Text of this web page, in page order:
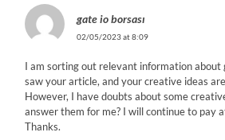
gate io borsası
02/05/2023 at 8:09
I am sorting out relevant information about
saw your article, and your creative ideas
However, I have doubts about some
answer them for me? I will continue to pay
Thanks.